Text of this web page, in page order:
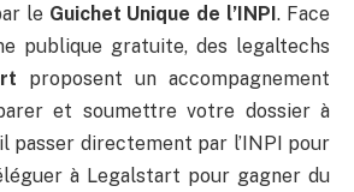
le Guichet Unique de l’INPI. Face
publique gratuite, des legaltechs
proposent un accompagnement
et soumettre votre dossier à
passer directement par l’INPI pour
à Legalstart pour gagner du